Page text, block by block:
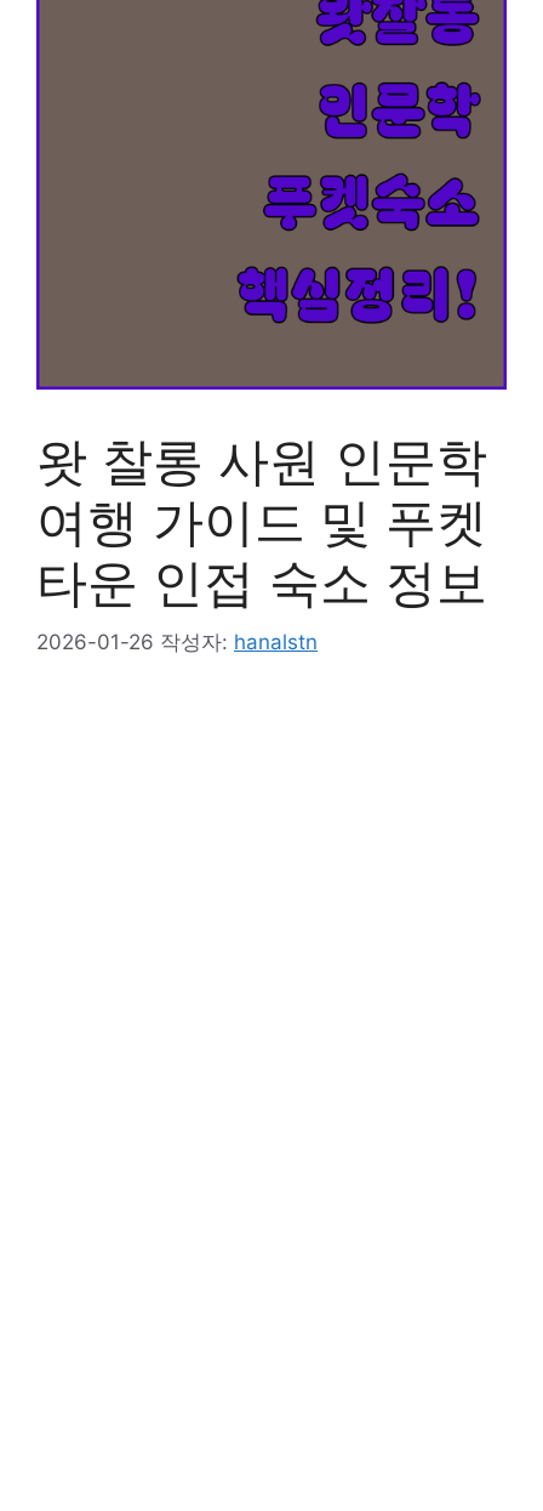
왓 찰롱 사원 인문학
여행 가이드 및 푸켓
타운 인접 숙소 정보
2026-01-26 작성자: hanalstn